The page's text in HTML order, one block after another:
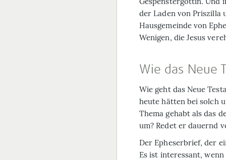
der Laden von Priszilla
Hausgemeinde von
Wenigen, die Jesus
Wie das Neue
Wie geht das Neue
heute hätten bei solch
Thema gehabt als das
um? Redet er dauernd
Der Epheserbrief, der
Es ist interessant, wenn